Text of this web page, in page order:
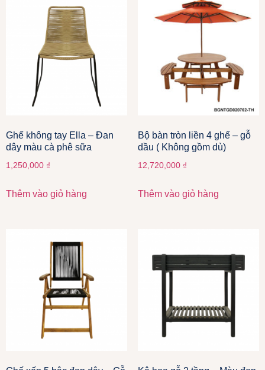
Ghế không tay Ella – Đan
dây màu cà phê sữa
1,250,000 ₫
Thêm vào giỏ hàng
Bộ bàn tròn liền 4 ghế – gỗ
dầu ( Không gồm dù)
12,720,000 ₫
Thêm vào giỏ hàng